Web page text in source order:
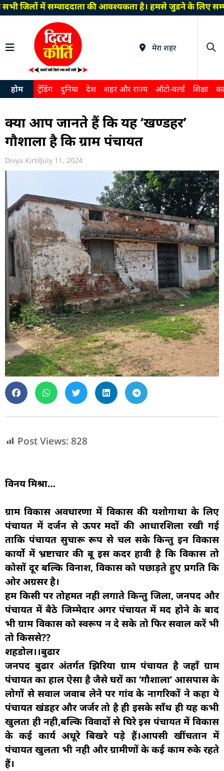
जिलों में सम्वाददाता की आवश्यकता है। हमसे जुडने के लिए
मेरा शहर
होम ट्रेंडिंग दुनिया देश शहर और राज्य ऑटो-वर्ल्ड शिक्षा
क्या आप जानते हैं कि यह ‘खण्डहर’
गौशाला है कि ग्राम पंचायत
Divya Kirti July 11, 2024
Post Views: 828
विनय मिश्रा…
ग्राम विकास अवधारणा में विकास की यशोगाथा के लिए
पंचायत में दर्जन से ऊपर मदों की आधारशिला रखी गई
ताकि पंचायत सुचारू रूप से चल सके किन्तु इन विकास
कार्यो में भ्रष्टाचार की बू इस कदर हावी है कि विकास तो
कोसों दूर बल्कि विनाश, विकास को पछाड़ते हुए प्रगति कि
ओर अग्रसर है।
हम किसी पर तोहमत नही लगाते किन्तु जिला, जनपद और
पंचायत में बैठे जिम्मेदार अगर पंचायत में मद होने के बाद
भी ग्राम विकास को स्वरूप न दे सके तो फिर सवाल करें भी
तो किससे??
शहडोल।।बुढार
जनपद बुढार अंतर्गत झिरिया ग्राम पंचायत है जहाँ ग्राम
पंचायत का हाल ऐसा है जैसे घरों का ‘गौशाला’ आसपास के
लोगों से सवाल जवाब लेने पर गांव के नागरिकों ने कहा ये
पंचायत खंडहर और जर्जर तो है ही इसके साँथ ही यह कभी
खुलता ही नही,बल्कि विवादों से घिरे इस पंचायत में विकास
के कई कार्य अधूरे बिखरे पड़े हैं।आपसी खींचतान में
पंचायत खुलता भी नही और ग्रामीणों के कई काम रुके रहते
हैं।